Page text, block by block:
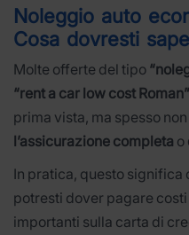
Noleggio auto
Cosa dovresti
Molte offerte del tipo
“rent a car low cost Roman”
prima vista, ma spesso
l’assicurazione completa o
In pratica, questo significa
potresti dover pagare
importanti sulla carta di